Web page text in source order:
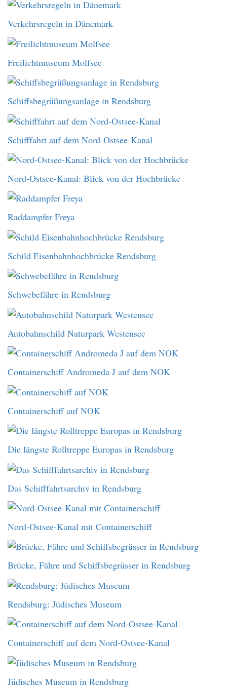
Verkehrsregeln in Dänemark
Freilichtmuseum Molfsee
Schiffsbegrüßungsanlage in Rendsburg
Schifffahrt auf dem Nord-Ostsee-Kanal
Nord-Ostsee-Kanal: Blick von der Hochbrücke
Raddampfer Freya
Schild Eisenbahnhochbrücke Rendsburg
Schwebefähre in Rendsburg
Autobahnschild Naturpark Westensee
Containerschiff Andromeda J auf dem NOK
Containerschiff auf NOK
Die längste Rolltreppe Europas in Rendsburg
Das Schifffahrtsarchiv in Rendsburg
Nord-Ostsee-Kanal mit Containerschiff
Brücke, Fähre und Schiffsbegrüsser in Rendsburg
Rendsburg: Jüdisches Museum
Containerschiff auf dem Nord-Ostsee-Kanal
Jüdisches Museum in Rendsburg